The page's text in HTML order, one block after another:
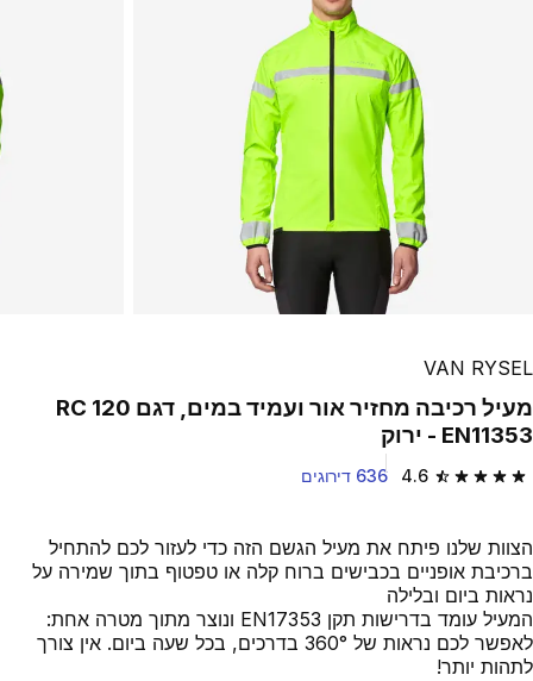
VAN RYSEL
מעיל רכיבה מחזיר אור ועמיד במים, דגם RC 120
EN11353 - ירוק
4.6 4.6 out of 5 stars from 636 reviews 636 דירוגים
הצוות שלנו פיתח את מעיל הגשם הזה כדי לעזור לכם להתחיל
ברכיבת אופניים בכבישים ברוח קלה או טפטוף בתוך שמירה על
נראות ביום ובלילה
המעיל עומד בדרישות תקן EN17353 ונוצר מתוך מטרה אחת:
לאפשר לכם נראות של 360° בדרכים, בכל שעה ביום. אין צורך
לתהות יותר!